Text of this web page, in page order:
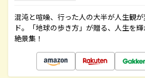
混沌と喧噪、行った人の大半が人生観
ド。「地球の歩き方」が贈る、人生を
絶景集！